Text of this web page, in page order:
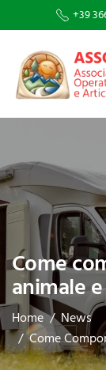
+39
Come
animale
Home
News
Come